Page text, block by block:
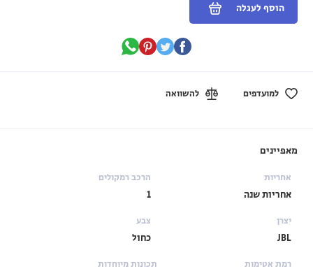
הוסף לעגלה
למועדפים להשוואה
מאפיינים
אחריות
אחריות שנה
הרכב רמקולים
1
יצרן
JBL
צבע
כחול
רמת אטימות תכונות מיוחדות